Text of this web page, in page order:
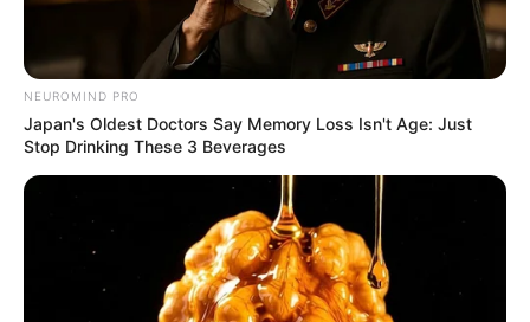
confecção de artesanatos hoje em dia.
biscuité
um tipo de massa feita a partir da mistura
de amido de milho, cola branca para porcelana
fria, limão ou vinagre e vaselina.
Este tipo de massa também é conhecida como
porcelana fria, pois não precisa ser cozida
em forno e seca em contato com o ar.
Neste post você vai aprender a receita da massa
NEUROMIND PRO
Japan's Oldest Doctors Say Memory Loss Isn't Age: Just
Stop Drinking These 3 Beverages